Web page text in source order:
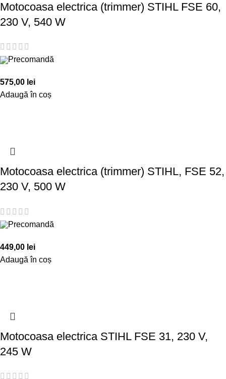
Motocoasa electrica (trimmer) STIHL FSE 60,
230 V, 540 W
Precomandă
575,00 lei
Adaugă în coș
Motocoasa electrica (trimmer) STIHL, FSE 52,
230 V, 500 W
Precomandă
449,00 lei
Adaugă în coș
Motocoasa electrica STIHL FSE 31, 230 V,
245 W